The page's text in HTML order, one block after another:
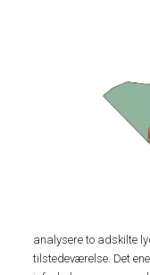
analysere to adskilte
tilstedeværelse. Det